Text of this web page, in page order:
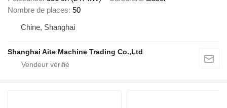
Nombre de places 50
Chine, Shanghai
Shanghai Aite Machine Trading Co.,Ltd